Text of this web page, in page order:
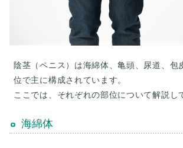
陰茎（ペニス）は海綿体、亀頭、尿道、包
位で主に構成されています。
ここでは、それぞれの部位について解説し
海綿体